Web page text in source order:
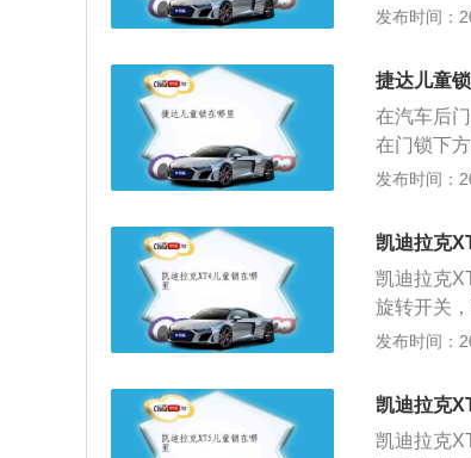
高
米，其驱
连杆式独立
发布时间：
捷达儿童
在汽车后
在门锁下
就意味着
作用就是
事故。如
触发了儿
不要只锁
外也是比
发布时间：
凯迪拉克
凯迪拉克
旋转开关
接口。把
锁。拨杆
式：旋转
发布时间：
凯迪拉克
凯迪拉克